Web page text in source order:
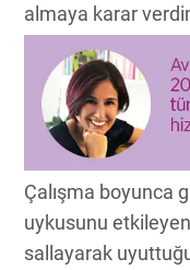
almaya karar
Çalışma boyunca
uykusunu
sallayarak